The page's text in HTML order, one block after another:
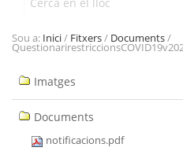
SEU ELECTRÒNICA
TRANSPARÈNCIA
Sou a: Inici/ Fitxers/ Documents/
Navegació
Imatges
Documents
notificacions.pdf